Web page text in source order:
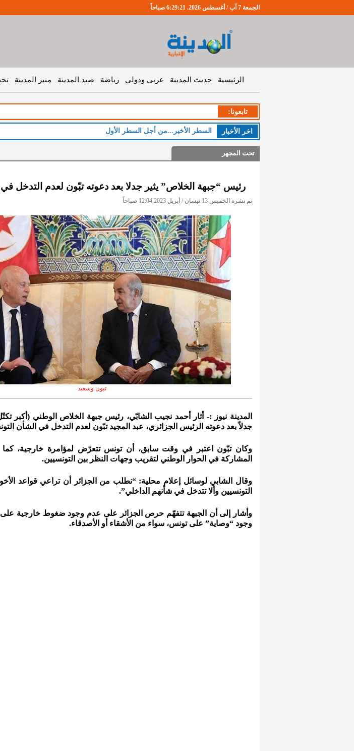
الجمعة 7 آب / أغسطس 2026. 6:29:22 صباحاً
الرئيسية حديث المدينة عربي ودولي رياضة صيد المدينة منبر المدينة
تابعونا:
اخر اﻷخبار ال
تحت المجهر
رئيس “جبهة الخلاص” يثير جدلا بعد دعوته تبّون لعدم التدخل
تم نشره الخميس 13 نيسان / أبريل 2023 12:04 صباحاً
تبون وسعيد
المدينة نيوز :- أثار أحمد نجيب الشابّي، رئيس جبهة الخلاص الوطني
جدلاً بعد دعوته الرئيس الجزائري، عبد المجيد تبّون لعدم التدخل في الشأن
وكان تبّون اعتبر في وقت سابق، أن تونس تتعرّض لمؤامرة خارجية، كما
المشاركة في الحوار الوطني لتقريب وجهات النظر بين التونسيين.
وقال الشابي لوسائل إعلام محلية: “نطلب من الجزائر أن تراعي قواعد
التونسيين وألا تتدخل في شأنهم الداخلي”.
وأشار إلى أن الجبهة تتفهّم حرص الجزائر على عدم وجود ضغوط خارجية
وجود “وصاية” على تونس، سواء من الأشقاء أو الأصدقاء.